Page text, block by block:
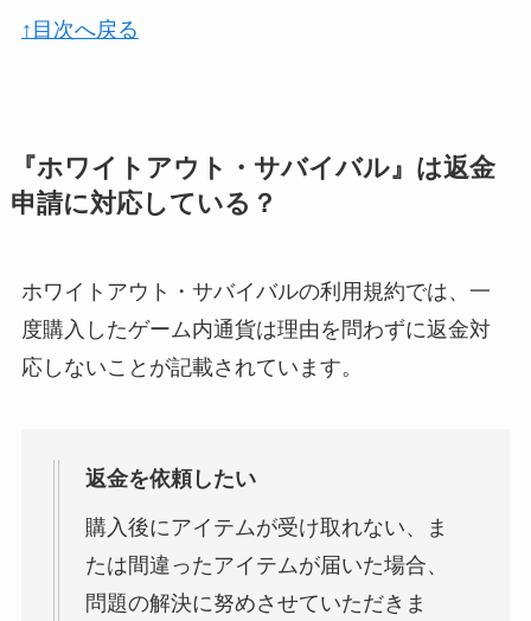
↑目次へ戻る
『ホワイトアウト・サバイバル』は返金
申請に対応している？
ホワイトアウト・サバイバルの利用規約では、一
度購入したゲーム内通貨は理由を問わずに返金対
応しないことが記載されています。
返金を依頼したい
購入後にアイテムが受け取れない、ま
たは間違ったアイテムが届いた場合、
問題の解決に努めさせていただきま